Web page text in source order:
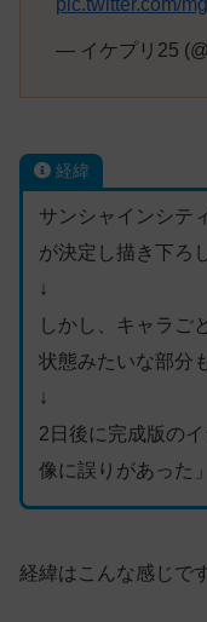
pic.twitter.com/
— イケプリ25
経緯
サンシャインシテ
が決定し描き下ろ
↓
しかし、キャラご
状態みたいな部分
↓
2日後に完成版の
像に誤りがあった
経緯はこんな感じで